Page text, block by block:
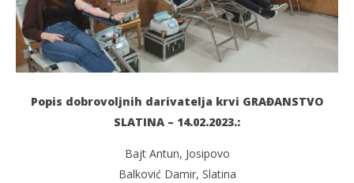
14.02.2023.
slatina.net
Popis dobrovoljnih darivatelja krvi GRAĐANSTVO
SLATINA – 14.02.2023.:
Bajt Antun, Josipovo
Balković Damir, Slatina